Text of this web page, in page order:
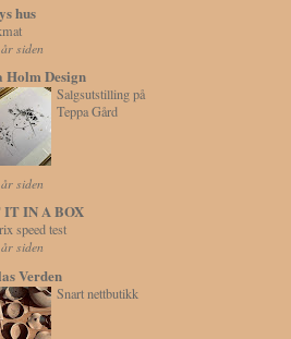
hus
siden
Holm Design
Salgsutstilling på
Teppa Gård
siden
IT IN A BOX
speed test
siden
Verden
Snart nettbutikk